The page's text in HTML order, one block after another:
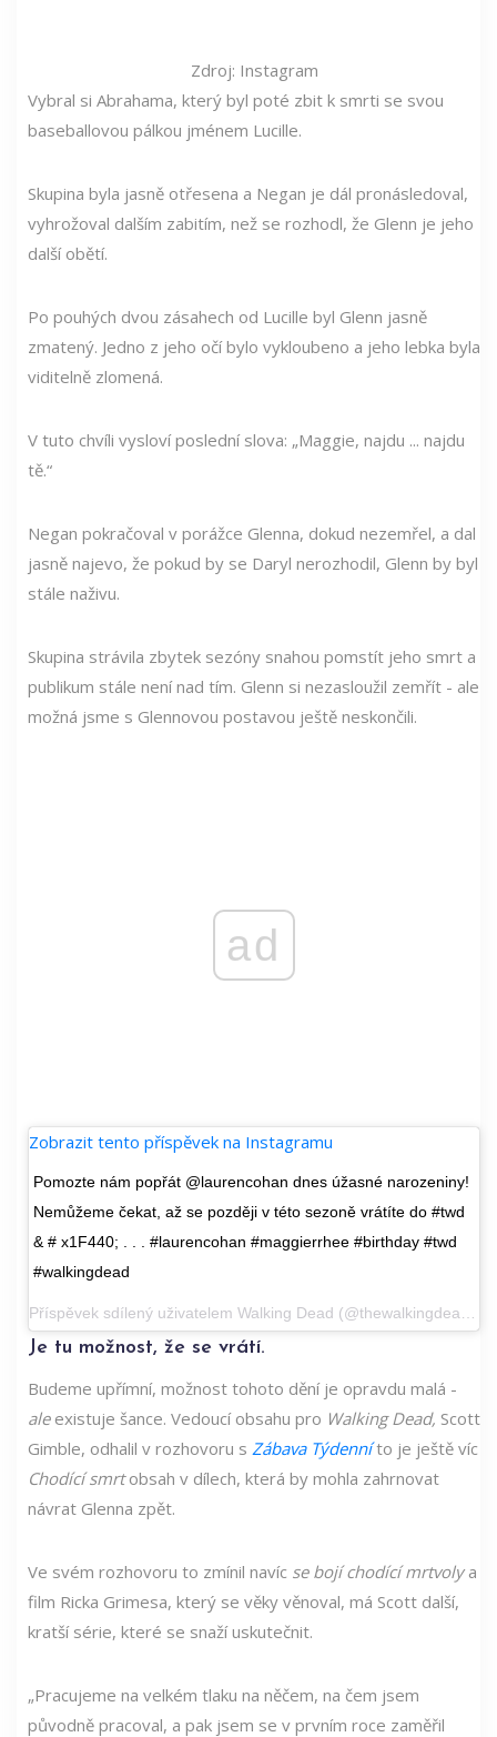
Zdroj: Instagram
Vybral si Abrahama, který byl poté zbit k smrti se svou
baseballovou pálkou jménem Lucille.
Skupina byla jasně otřesena a Negan je dál pronásledoval,
vyhrožoval dalším zabitím, než se rozhodl, že Glenn je jeho
další obětí.
Po pouhých dvou zásahech od Lucille byl Glenn jasně
zmatený. Jedno z jeho očí bylo vykloubeno a jeho lebka byla
viditelně zlomená.
V tuto chvíli vysloví poslední slova: „Maggie, najdu ... najdu
tě.“
Negan pokračoval v porážce Glenna, dokud nezemřel, a dal
jasně najevo, že pokud by se Daryl nerozhodil, Glenn by byl
stále naživu.
Skupina strávila zbytek sezóny snahou pomstít jeho smrt a
publikum stále není nad tím. Glenn si nezasloužil zemřít - ale
možná jsme s Glennovou postavou ještě neskončili.
ad
Zobrazit tento příspěvek na Instagramu
Pomozte nám popřát @laurencohan dnes úžasné narozeniny!
Nemůžeme čekat, až se později v této sezoně vrátíte do #twd
& # x1F440; . . . #laurencohan #maggierrhee #birthday #twd
#walkingdead
Příspěvek sdílený uživatelem Walking Dead (@thewalkingdead) 7. ledna 2020 v 15:07 PST
Je tu možnost, že se vrátí.
Budeme upřímní, možnost tohoto dění je opravdu malá -
ale existuje šance. Vedoucí obsahu pro Walking Dead, Scott
Gimble, odhalil v rozhovoru s Zábava Týdenní to je ještě víc
Chodící smrtobsah v dílech, která by mohla zahrnovat
návrat Glenna zpět.
Ve svém rozhovoru to zmínil navíc se bojí chodící mrtvolya
film Ricka Grimesa, který se věky věnoval, má Scott další,
kratší série, které se snaží uskutečnit.
„Pracujeme na velkém tlaku na něčem, na čem jsem
původně pracoval, a pak jsem se v prvním roce zaměřil